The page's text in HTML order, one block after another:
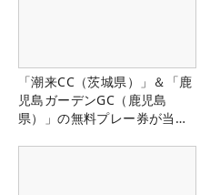
「潮来CC（茨城県）」＆「鹿
児島ガーデンGC（鹿児島
県）」の無料プレー券が当た